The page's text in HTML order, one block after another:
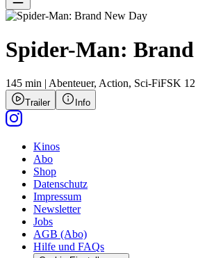
Spider-Man: Brand
145 min | Abenteuer, Action, Sci-FiFSK 12
Trailer Info
Kinos
Abo
Shop
Datenschutz
Impressum
Newsletter
Jobs
AGB (Abo)
Hilfe und FAQs